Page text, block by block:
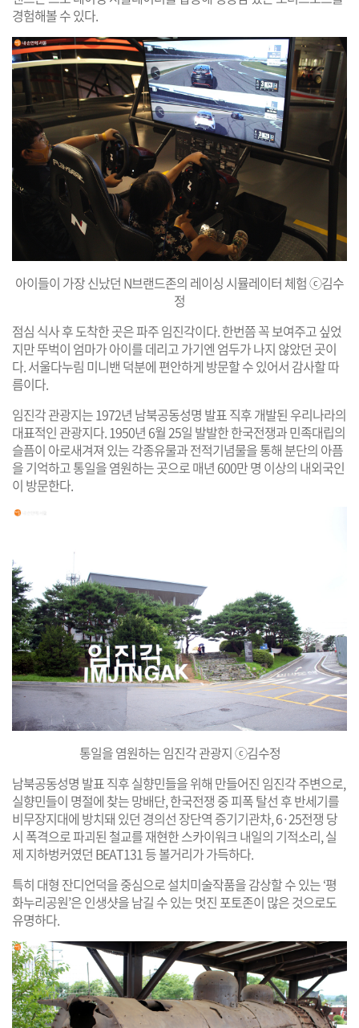
경험해볼 수 있다.
아이들이 가장 신났던 N브랜드존의 레이싱 시뮬레이터 체험 ⓒ김수
정
점심 식사 후 도착한 곳은 파주 임진각이다. 한번쯤 꼭 보여주고 싶었
지만 뚜벅이 엄마가 아이를 데리고 가기엔 엄두가 나지 않았던 곳이
다. 서울다누림 미니밴 덕분에 편안하게 방문할 수 있어서 감사할 따
름이다.
임진각 관광지는 1972년 남북공동성명 발표 직후 개발된 우리나라의
대표적인 관광지다. 1950년 6월 25일 발발한 한국전쟁과 민족대립의
슬픔이 아로새겨져 있는 각종유물과 전적기념물을 통해 분단의 아픔
을 기억하고 통일을 염원하는 곳으로 매년 600만 명 이상의 내외국인
이 방문한다.
통일을 염원하는 임진각 관광지 ⓒ김수정
남북공동성명 발표 직후 실향민들을 위해 만들어진 임진각 주변으로,
실향민들이 명절에 찾는 망배단, 한국전쟁 중 피폭 탈선 후 반세기를
비무장지대에 방치돼 있던 경의선 장단역 증기기관차, 6·25전쟁 당
시 폭격으로 파괴된 철교를 재현한 스카이워크 내일의 기적소리, 실
제 지하벙커였던 BEAT131 등 볼거리가 가득하다.
특히 대형 잔디언덕을 중심으로 설치미술작품을 감상할 수 있는 ‘평
화누리공원’은 인생샷을 남길 수 있는 멋진 포토존이 많은 것으로도
유명하다.